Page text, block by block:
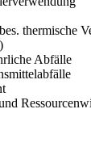
thermische
Abfälle